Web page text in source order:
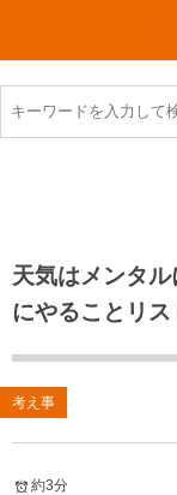
天気はメンタ
にやることリス
考え事
約3分
TOEIC感想・結果
TOEIC800点への道
TOEIC（作戦・ノウハウ
TOEIC700点への道
英単語
今日買った本
ご朱印帳めぐり
川越（埼玉県）
沖縄
神戸
行ってきたあれこれ
ファスティング
コスメ
ダイエット
健康あれこれ
美容あれこれ
食べ物
今日の一枚
月、星、宇宙